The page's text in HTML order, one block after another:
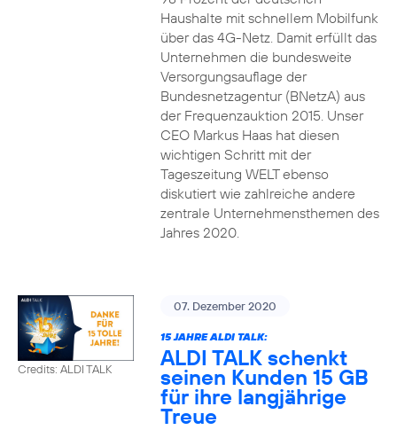
Haushalte mit schnellem Mobilfunk
über das 4G-Netz. Damit erfüllt das
Unternehmen die bundesweite
Versorgungsauflage der
Bundesnetzagentur (BNetzA) aus
der Frequenzauktion 2015. Unser
CEO Markus Haas hat diesen
wichtigen Schritt mit der
Tageszeitung WELT ebenso
diskutiert wie zahlreiche andere
zentrale Unternehmensthemen des
Jahres 2020.
Credits: ALDI TALK
07. Dezember 2020
15 JAHRE ALDI TALK:
ALDI TALK schenkt
seinen Kunden 15 GB
für ihre langjährige
Treue